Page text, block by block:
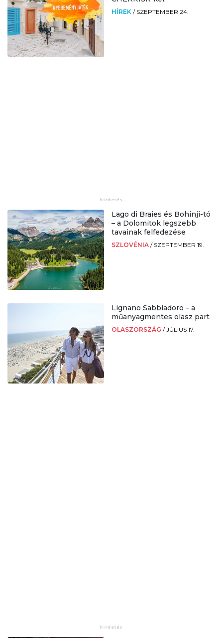
HÍREK / SZEPTEMBER 24.
Lago di Braies és Bohinji-tó
– a Dolomitok legszebb
tavainak felfedezése
SZLOVÉNIA / SZEPTEMBER 19.
Lignano Sabbiadoro – a
műanyagmentes olasz part
OLASZORSZÁG /JÚLIUS 17.